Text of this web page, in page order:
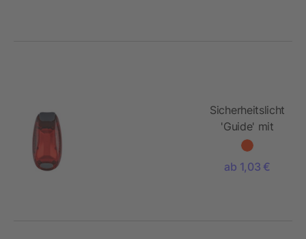
Sicherheitslicht
'Guide' mit
Klettverschluss
ab 1,03 €